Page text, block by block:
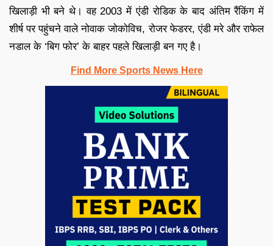
खिलाड़ी भी बने थे। वह 2003 में एंडी रोडिक के बाद अंतिम रैंकिंग में
शीर्ष पर पहुंचने वाले नोवाक जोकोविच, रोजर फेडरर, एंडी मरे और राफेल
नडाल के ‘बिग फोर’ के बाहर पहले खिलाड़ी बन गए है।
Find More Sports NewsHere